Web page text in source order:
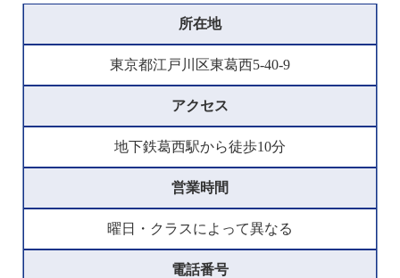
所在地
東京都江戸川区東葛西5-40-9
アクセス
地下鉄葛西駅から徒歩10分
営業時間
曜日・クラスによって異なる
電話番号